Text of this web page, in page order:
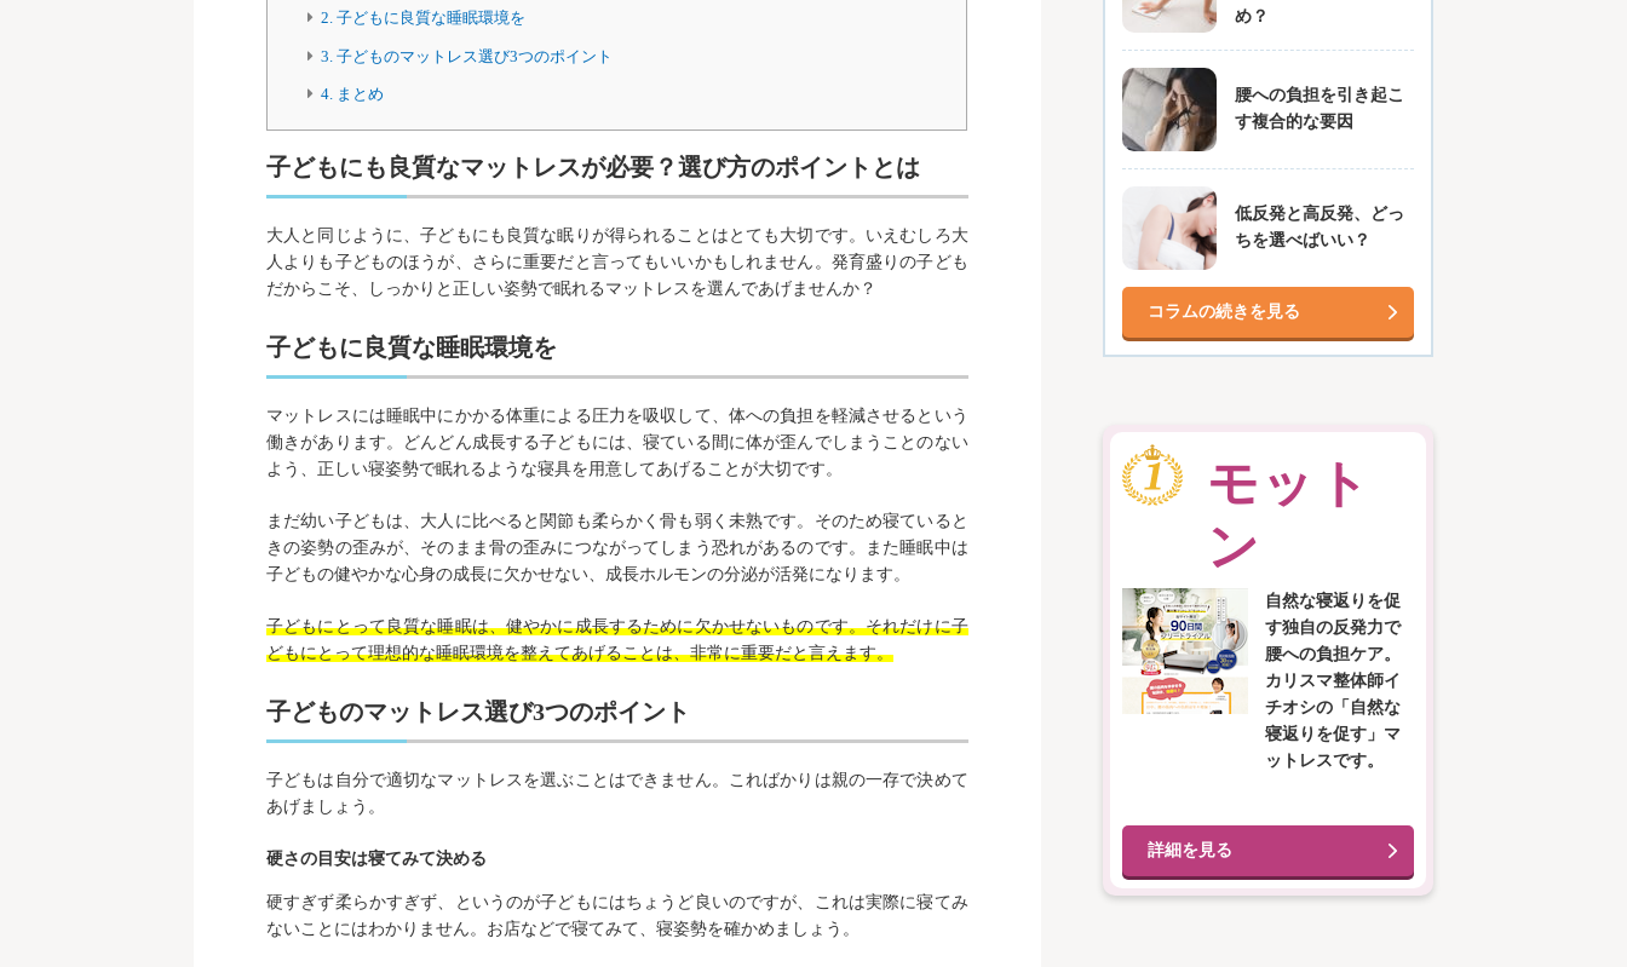
2. 子どもに良質な睡眠環境を
3. 子どものマットレス選び3つのポイント
4. まとめ
子どもにも良質なマットレスが必要？選び方のポイントとは
大人と同じように、子どもにも良質な眠りが得られることはとても大切です。いえむしろ大
人よりも子どものほうが、さらに重要だと言ってもいいかもしれません。発育盛りの子ども
だからこそ、しっかりと正しい姿勢で眠れるマットレスを選んであげませんか？
子どもに良質な睡眠環境を
マットレスには睡眠中にかかる体重による圧力を吸収して、体への負担を軽減させるという
働きがあります。どんどん成長する子どもには、寝ている間に体が歪んでしまうことのない
よう、正しい寝姿勢で眠れるような寝具を用意してあげることが大切です。
まだ幼い子どもは、大人に比べると関節も柔らかく骨も弱く未熟です。そのため寝ていると
きの姿勢の歪みが、そのまま骨の歪みにつながってしまう恐れがあるのです。また睡眠中は
子どもの健やかな心身の成長に欠かせない、成長ホルモンの分泌が活発になります。
子どもにとって良質な睡眠は、健やかに成長するために欠かせないものです。それだけに子
どもにとって理想的な睡眠環境を整えてあげることは、非常に重要だと言えます。
子どものマットレス選び3つのポイント
子どもは自分で適切なマットレスを選ぶことはできません。こればかりは親の一存で決めて
あげましょう。
硬さの目安は寝てみて決める
硬すぎず柔らかすぎず、というのが子どもにはちょうど良いのですが、これは実際に寝てみ
ないことにはわかりません。お店などで寝てみて、寝姿勢を確かめましょう。
め？
腰への負担を引き起こ
す複合的な要因
低反発と高反発、どっ
ちを選べばいい？
コラムの続きを見る
モット
ン
自然な寝返りを促
す独自の反発力で
腰への負担ケア。
カリスマ整体師イ
チオシの「自然な
寝返りを促す」マ
ットレスです。
詳細を見る